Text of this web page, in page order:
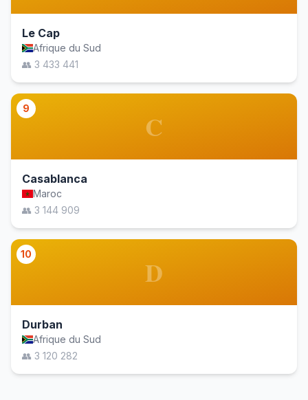
Le Cap
Afrique du Sud
👥 3 433 441
9
C
Casablanca
Maroc
👥 3 144 909
10
D
Durban
Afrique du Sud
👥 3 120 282